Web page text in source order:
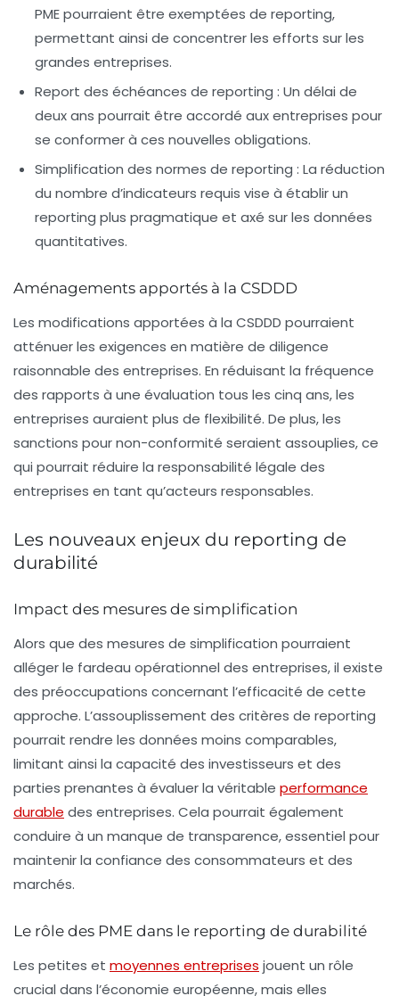
PME pourraient être exemptées de reporting,
permettant ainsi de concentrer les efforts sur les
grandes entreprises.
Report des échéances de reporting : Un délai de
deux ans pourrait être accordé aux entreprises pour
se conformer à ces nouvelles obligations.
Simplification des normes de reporting : La réduction
du nombre d’indicateurs requis vise à établir un
reporting plus pragmatique et axé sur les données
quantitatives.
Aménagements apportés à la CSDDD
Les modifications apportées à la CSDDD pourraient
atténuer les exigences en matière de diligence
raisonnable des entreprises. En réduisant la fréquence
des rapports à une évaluation tous les cinq ans, les
entreprises auraient plus de flexibilité. De plus, les
sanctions pour non-conformité seraient assouplies, ce
qui pourrait réduire la responsabilité légale des
entreprises en tant qu’acteurs responsables.
Les nouveaux enjeux du reporting de
durabilité
Impact des mesures de simplification
Alors que des mesures de simplification pourraient
alléger le fardeau opérationnel des entreprises, il existe
des préoccupations concernant l’efficacité de cette
approche. L’assouplissement des critères de reporting
pourrait rendre les données moins comparables,
limitant ainsi la capacité des investisseurs et des
parties prenantes à évaluer la véritable performance
durable des entreprises. Cela pourrait également
conduire à un manque de transparence, essentiel pour
maintenir la confiance des consommateurs et des
marchés.
Le rôle des PME dans le reporting de durabilité
Les petites et moyennes entreprises jouent un rôle
crucial dans l’économie européenne, mais elles